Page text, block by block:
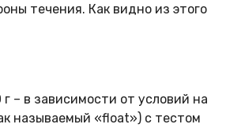
течения. Как видно из этого
– в зависимости от условий на
называемый «float») с тестом